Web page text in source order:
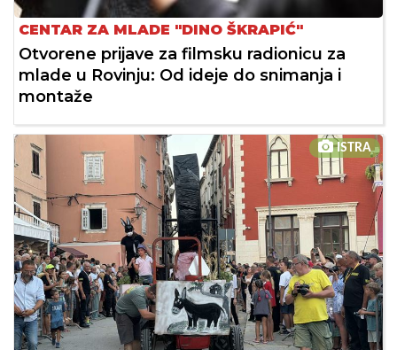
CENTAR ZA MLADE "DINO ŠKRAPIĆ"
Otvorene prijave za filmsku radionicu za
mlade u Rovinju: Od ideje do snimanja i
montaže
ISTRA